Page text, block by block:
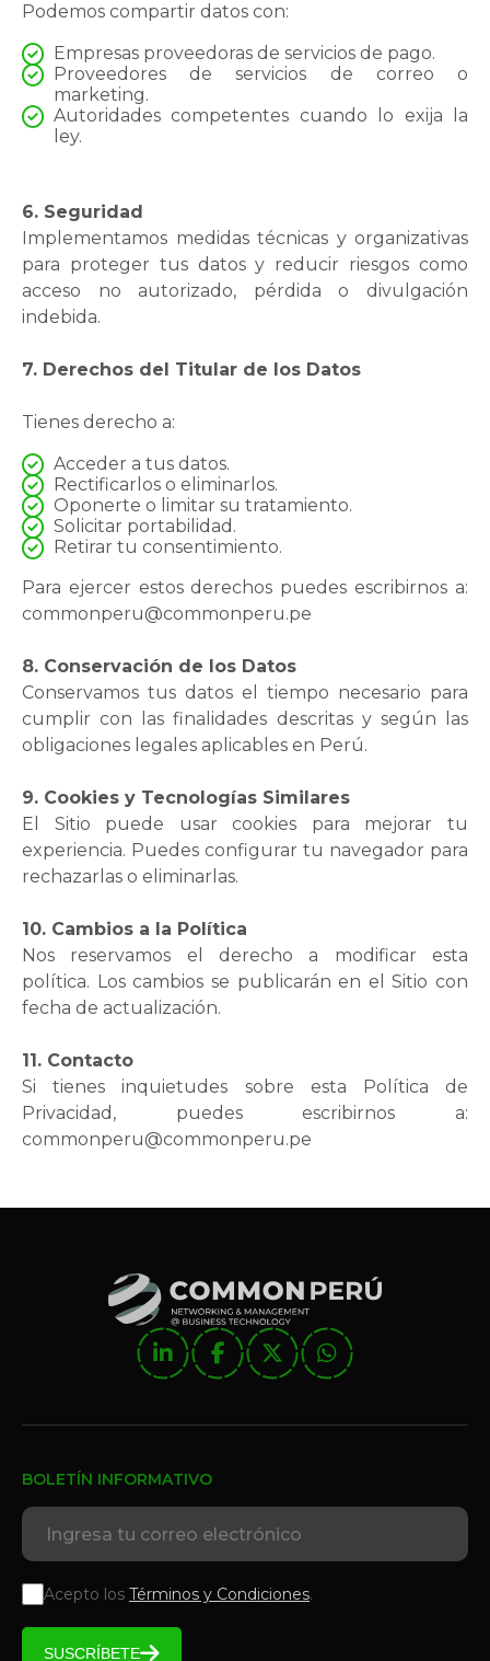
Podemos compartir datos con:
Empresas proveedoras de servicios de pago.
Proveedores de servicios de correo o
marketing.
Autoridades competentes cuando lo exija la
ley.
6. Seguridad
Implementamos medidas técnicas y organizativas
para proteger tus datos y reducir riesgos como
acceso no autorizado, pérdida o divulgación
indebida.
7. Derechos del Titular de los Datos
Tienes derecho a:
Acceder a tus datos.
Rectificarlos o eliminarlos.
Oponerte o limitar su tratamiento.
Solicitar portabilidad.
Retirar tu consentimiento.
Para ejercer estos derechos puedes escribirnos a:
commonperu@commonperu.pe
8. Conservación de los Datos
Conservamos tus datos el tiempo necesario para
cumplir con las finalidades descritas y según las
obligaciones legales aplicables en Perú.
9. Cookies y Tecnologías Similares
El Sitio puede usar cookies para mejorar tu
experiencia. Puedes configurar tu navegador para
rechazarlas o eliminarlas.
10. Cambios a la Política
Nos reservamos el derecho a modificar esta
política. Los cambios se publicarán en el Sitio con
fecha de actualización.
11. Contacto
Si tienes inquietudes sobre esta Política de
Privacidad, puedes escribirnos a:
commonperu@commonperu.pe
BOLETÍN INFORMATIVO
Acepto los Términos y Condiciones.
SUSCRÍBETE